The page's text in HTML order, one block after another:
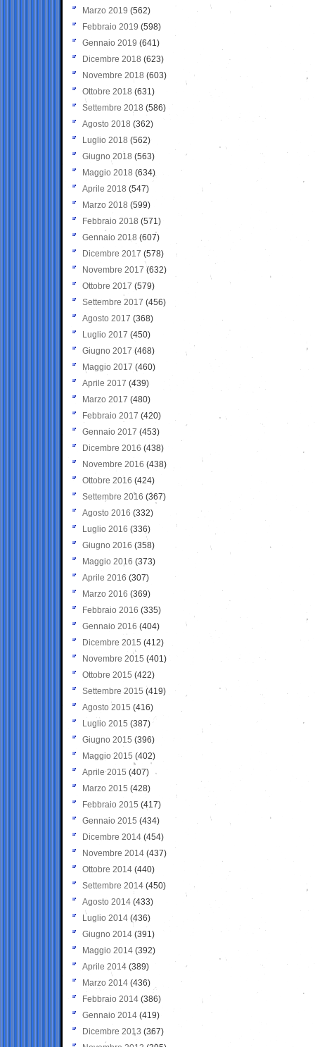
Marzo 2019 (562)
Febbraio 2019 (598)
Gennaio 2019 (641)
Dicembre 2018 (623)
Novembre 2018 (603)
Ottobre 2018 (631)
Settembre 2018 (586)
Agosto 2018 (362)
Luglio 2018 (562)
Giugno 2018 (563)
Maggio 2018 (634)
Aprile 2018 (547)
Marzo 2018 (599)
Febbraio 2018 (571)
Gennaio 2018 (607)
Dicembre 2017 (578)
Novembre 2017 (632)
Ottobre 2017 (579)
Settembre 2017 (456)
Agosto 2017 (368)
Luglio 2017 (450)
Giugno 2017 (468)
Maggio 2017 (460)
Aprile 2017 (439)
Marzo 2017 (480)
Febbraio 2017 (420)
Gennaio 2017 (453)
Dicembre 2016 (438)
Novembre 2016 (438)
Ottobre 2016 (424)
Settembre 2016 (367)
Agosto 2016 (332)
Luglio 2016 (336)
Giugno 2016 (358)
Maggio 2016 (373)
Aprile 2016 (307)
Marzo 2016 (369)
Febbraio 2016 (335)
Gennaio 2016 (404)
Dicembre 2015 (412)
Novembre 2015 (401)
Ottobre 2015 (422)
Settembre 2015 (419)
Agosto 2015 (416)
Luglio 2015 (387)
Giugno 2015 (396)
Maggio 2015 (402)
Aprile 2015 (407)
Marzo 2015 (428)
Febbraio 2015 (417)
Gennaio 2015 (434)
Dicembre 2014 (454)
Novembre 2014 (437)
Ottobre 2014 (440)
Settembre 2014 (450)
Agosto 2014 (433)
Luglio 2014 (436)
Giugno 2014 (391)
Maggio 2014 (392)
Aprile 2014 (389)
Marzo 2014 (436)
Febbraio 2014 (386)
Gennaio 2014 (419)
Dicembre 2013 (367)